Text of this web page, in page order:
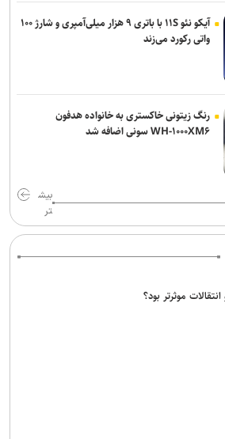
آیکو نئو ۱۱S با باتری ۹ هزار میلی‌آمپری و شارژ ۱۰۰
واتی رکورد می‌زند
رنگ زیتونی خاکستری به خانواده هدفون
WH-۱۰۰۰XM۶ سونی اضافه شد
بیش
تر
موثرتر بود؟